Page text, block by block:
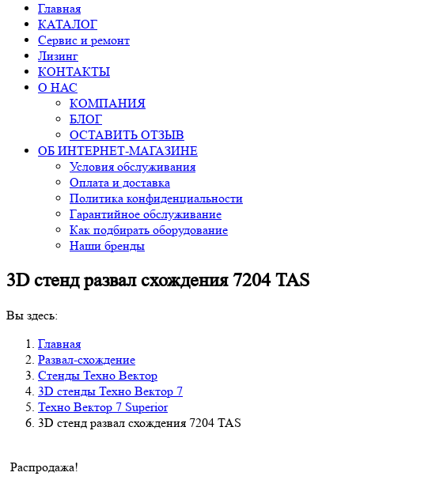
Главная
КАТАЛОГ
Сервис и ремонт
Лизинг
КОНТАКТЫ
О НАС
КОМПАНИЯ
БЛОГ
ОСТАВИТЬ ОТЗЫВ
ОБ ИНТЕРНЕТ-МАГАЗИНЕ
Условия обслуживания
Оплата и доставка
Политика конфиденциальности
Гарантийное обслуживание
Как подбирать оборудование
Наши бренды
3D стенд развал схождения 7204 TAS
Вы здесь:
Главная
Развал-схождение
Стенды Техно Вектор
3D стенды Техно Вектор 7
Техно Вектор 7 Superior
3D стенд развал схождения 7204 TAS
Распродажа!